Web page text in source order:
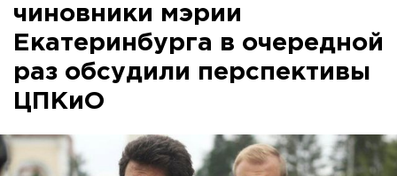
чиновники мэрии
Екатеринбурга в очередной
раз обсудили перспективы
ЦПКиО